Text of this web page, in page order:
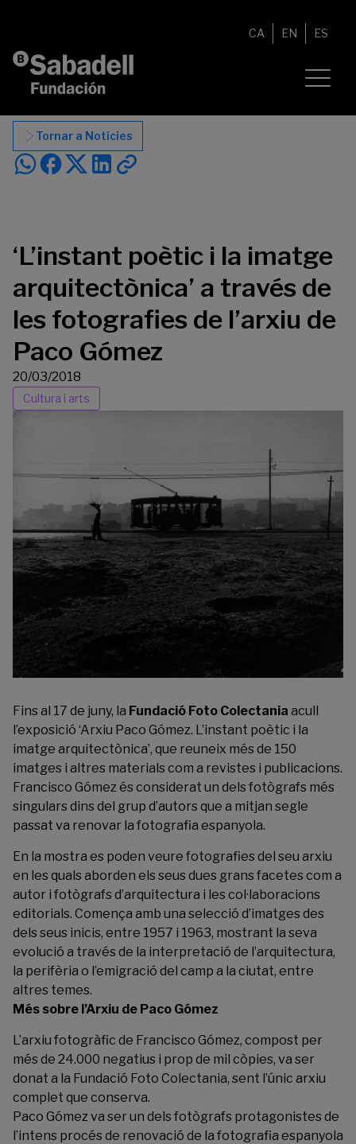
CA EN ES
Tornar a Notícies
‘L’instant poètic i la imatge
arquitectònica’ a través de
les fotografies de l’arxiu de
Paco Gómez
20/03/2018
Cultura i arts
Fins al 17 de juny, la Fundació Foto Colectania acull
l’exposició ‘Arxiu Paco Gómez. L’instant poètic i la
imatge arquitectònica’, que reuneix més de 150
imatges i altres materials com a revistes i publicacions.
Francisco Gómez és considerat un dels fotògrafs més
singulars dins del grup d’autors que a mitjan segle
passat va renovar la fotografia espanyola.
En la mostra es poden veure fotografies del seu arxiu
en les quals aborden els seus dues grans facetes com a
autor i fotògrafs d’arquitectura i les col·laboracions
editorials. Comença amb una selecció d’imatges des
dels seus inicis, entre 1957 i 1963, mostrant la seva
evolució a través de la interpretació de l’arquitectura,
la perifèria o l’emigració del camp a la ciutat, entre
altres temes.
Més sobre l’Arxiu de Paco Gómez
L’arxiu fotogràfic de Francisco Gómez, compost per
més de 24.000 negatius i prop de mil còpies, va ser
donat a la Fundació Foto Colectania, sent l’únic arxiu
complet que conserva.
Paco Gómez va ser un dels fotògrafs protagonistes de
l’intens procés de renovació de la fotografia espanyola